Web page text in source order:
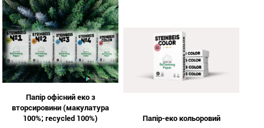
Папір офісний еко з
вторсировини (макулатура
100%; recycled 100%)
Папір-еко кольоровий